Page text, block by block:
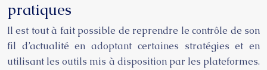
pratiques
Il est tout à fait possible de reprendre le contrôle de son
fil d’actualité en adoptant certaines stratégies et en
utilisant les outils mis à disposition par les plateformes.